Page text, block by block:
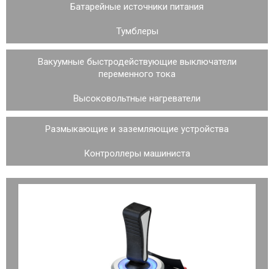
Батарейные источники питания
Тумблеры
Вакуумные быстродействующие выключатели
переменного тока
Высоковольтные нагреватели
Размыкающие и заземляющие устройства
Контроллеры машиниста